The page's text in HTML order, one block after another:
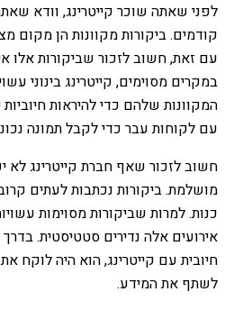
לפני שאתה שוכר קייטרינג, וודא
קודמים. ביקורות מקוונות הן מקום
עם זאת, חשוב לזכור שביקורות אלו
במקרים מסוימים, קייטרינג בינוני
המקוונות שלהם כדי להיראות
עם לקוחות עבר כדי לקבל תמונה
חשוב לזכור שאף חברת קייטרינג לא
מושלמת. ביקורות נכתבות לעתים
כנות. למרות שביקורות מסוימות
אירועים אלה נדירים סטטיסטית.
חיובית עם קייטרינג, הוא היה לוקח
לשתף את המידע.